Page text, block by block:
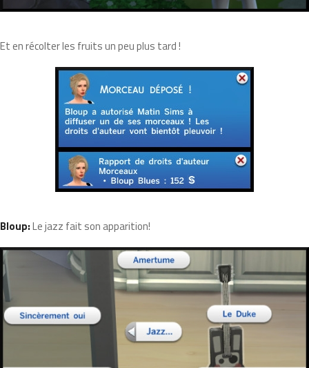
Et en récolter les fruits un peu plus tard !
Bloup:Le jazz fait son apparition!